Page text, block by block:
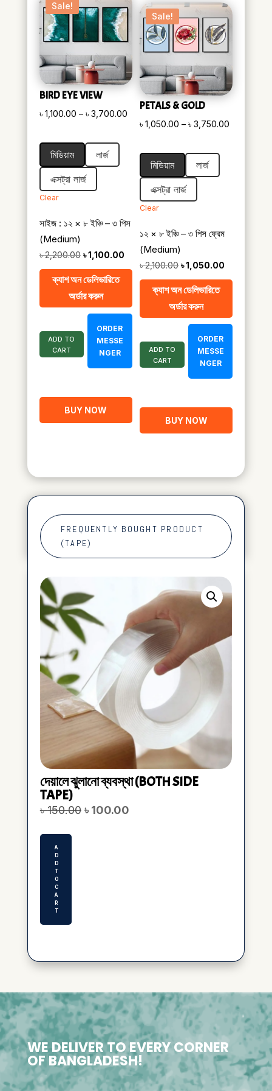
Sale!
BIRD EYE VIEW
৳ 1,100.00 – ৳ 3,700.00Price
range:
through
৳ 3,700.00
মিডিয়াম
লার্জ
এক্সট্রা লার্জ
Clear
সাইজ : ১২ × ৮ ইঞ্চি – ৩ পিস
(Medium)
৳2,200.00 Original
price
was:
৳ 2,200.00.
৳1,100.00Current
price
ক্যাশ অন ডেলিভারিতে
অর্ডার করুন
ADD TO
CART
ORDER
MESSE
NGER
BUY NOW
Sale!
PETALS & GOLD
৳1,050.00 – ৳3,750.00
মিডিয়াম
লার্জ
এক্সট্রা লার্জ
Clear
১২ × ৮ ইঞ্চি – ৩ পিস ফ্রেম
(Medium)
৳2,100.00 Original
price
was:
৳ 2,100.00.
৳1,050.00
price
ক্যাশ অন ডেলিভারিতে
অর্ডার করুন
ADD TO
CART
ORDER
MESSE
NGER
BUY NOW
FREQUENTLY BOUGHT PRODUCT
(TAPE)
দেয়ালে ঝুলানো ব্যবস্থা (BOTH SIDE
TAPE)
৳150.00 Original
৳ 100.00Current
A
D
D
T
O
C
A
R
T
WE DELIVER TO EVERY CORNER
OF BANGLADESH!